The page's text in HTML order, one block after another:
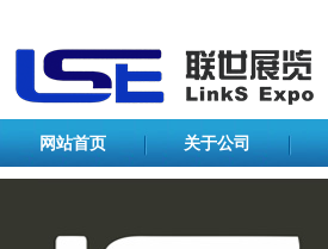
网站首页 关于公司